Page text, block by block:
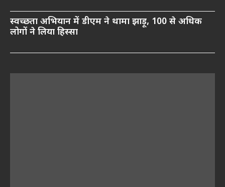
स्वच्छता अभियान में डीएम ने थामा झाड़ू, 100 से अधिक
लोगों ने लिया हिस्सा